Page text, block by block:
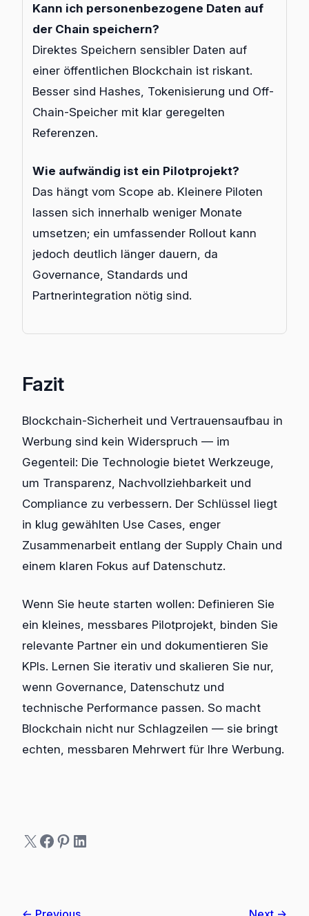
Kann ich personenbezogene Daten auf
der Chain speichern?
Direktes Speichern sensibler Daten auf
einer öffentlichen Blockchain ist riskant.
Besser sind Hashes, Tokenisierung und Off-
Chain-Speicher mit klar geregelten
Referenzen.
Wie aufwändig ist ein Pilotprojekt?
Das hängt vom Scope ab. Kleinere Piloten
lassen sich innerhalb weniger Monate
umsetzen; ein umfassender Rollout kann
jedoch deutlich länger dauern, da
Governance, Standards und
Partnerintegration nötig sind.
Fazit
Blockchain-Sicherheit und Vertrauensaufbau in
Werbung sind kein Widerspruch — im
Gegenteil: Die Technologie bietet Werkzeuge,
um Transparenz, Nachvollziehbarkeit und
Compliance zu verbessern. Der Schlüssel liegt
in klug gewählten Use Cases, enger
Zusammenarbeit entlang der Supply Chain und
einem klaren Fokus auf Datenschutz.
Wenn Sie heute starten wollen: Definieren Sie
ein kleines, messbares Pilotprojekt, binden Sie
relevante Partner ein und dokumentieren Sie
KPIs. Lernen Sie iterativ und skalieren Sie nur,
wenn Governance, Datenschutz und
technische Performance passen. So macht
Blockchain nicht nur Schlagzeilen — sie bringt
echten, messbaren Mehrwert für Ihre Werbung.
X Facebook
Pinterest
LinkedIn